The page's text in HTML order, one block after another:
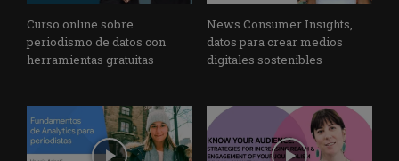
Curso online sobre
periodismo de datos con
herramientas gratuitas
News Consumer Insights,
datos para crear medios
digitales sostenibles